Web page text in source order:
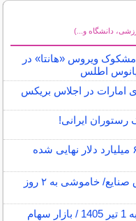
دانشگاه و...)
مشکوک ویروس «هانتا» در
اطلس
امارات در اجلاس بریکس
رستوران ایرانی!
توافق بر سر آزادسازی ۶ میلیارد دلار نهایی شده
آخرین وضعیت تامین برق صنایع/ خاموشی به ۲ روز
پایان بورس امروز دوشنبه 1 تیر 1405 / بازار سهام